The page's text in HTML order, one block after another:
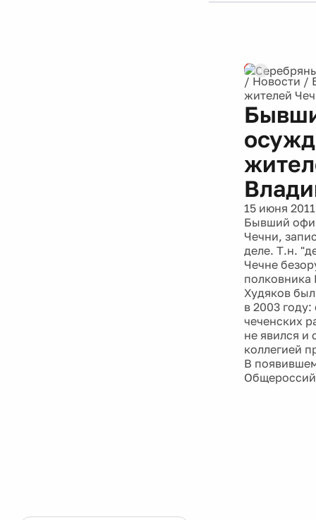
/ Новости /
жителей
15 июня 2011
Бывший
Чечни,
деле. Т.н.
Чечне
полковника
Худяков
в 2003
чеченских
не явился и
коллегией
В